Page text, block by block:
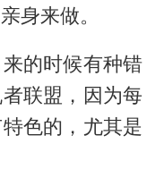
身来做。
的时候有种错
联盟，因为每
色的，尤其是